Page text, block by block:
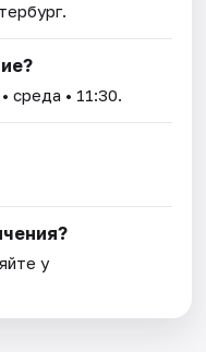
• среда • 11:30.
у